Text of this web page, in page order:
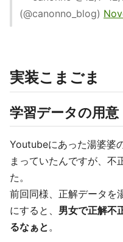
(@canonno_blog)
実装こまごま
学習データの用意
Youtubeにあった湯婆婆
まっていたんですが、不
た。
前回同様、正解データを
にすると、 男女で正解不
るなぁと。